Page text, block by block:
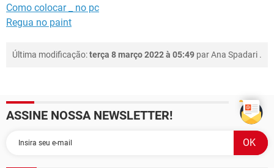
Como colocar _ no pc
Regua no paint
Última modificação:terça 8 março 2022 à 05:49 parAna Spadari .
ASSINE NOSSA NEWSLETTER!